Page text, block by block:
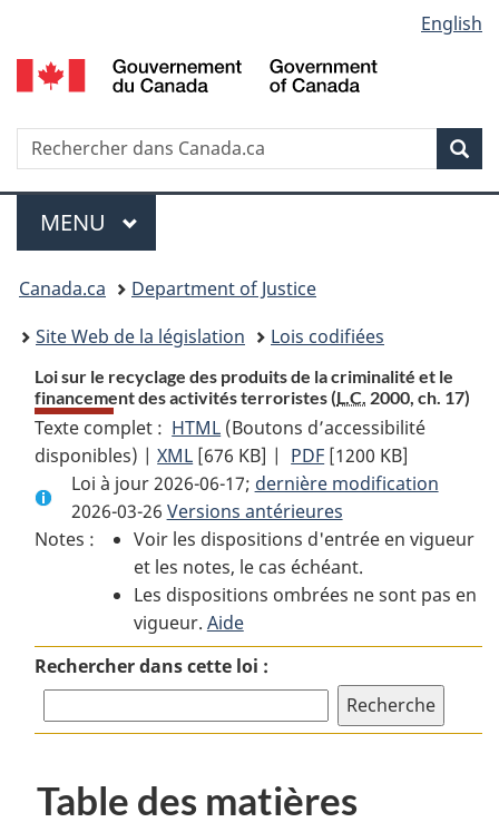
au
contenu
propos
de
la
HTML
simplifiée
selection
English
Recherche
Menu
MENU PRINCIPAL
You
are
here:
Canada.ca
Department of Justice
Site Web de la législation
Lois codifiées
Loi sur le recyclage des produits de la criminalité et le
financement des activités terroristes (L.C. 2000, ch. 17)
Texte complet : HTML Texte
complet
:
Loi
sur
le
recyclage
des
produits
de
criminalité
le
financement
(Boutons d’accessibilité
disponibles) |XML Texte
complet
:
Loi
sur
le
recyclage
des
produits
la
et
le
[676 KB] | PDF Texte
complet
:
Loi
sur
le
des
la
et
le
[1200 KB]
Loi à jour 2026-06-17; dernière modification
2026-03-26 Versions antérieures
Notes :
Voir les dispositions d'entrée en vigueur
et les notes, le cas échéant.
Les dispositions ombrées ne sont pas en
vigueur. Aide
Rechercher dans cette loi :
Table des matières